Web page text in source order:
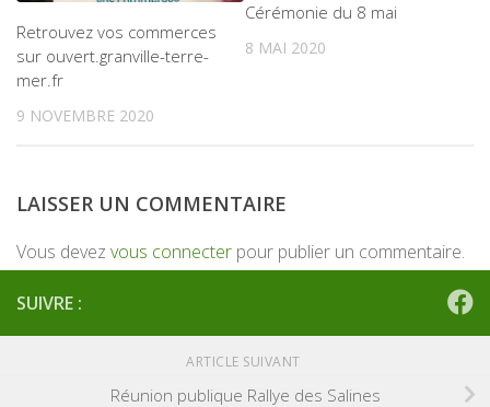
Retrouvez vos commerces
sur ouvert.granville-terre-
mer.fr
9 NOVEMBRE 2020
Cérémonie du 8 mai
8 MAI 2020
LAISSER UN COMMENTAIRE
Vous devez vous connecter pour publier un commentaire.
SUIVRE :
ARTICLE SUIVANT
Réunion publique Rallye des Salines